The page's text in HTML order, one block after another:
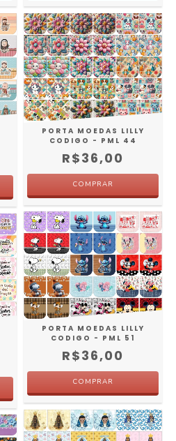
PORTA MOEDAS LILLY
CODIGO - PML 44
R$36,00
PORTA MOEDAS LILLY
CODIGO - PML 51
R$36,00